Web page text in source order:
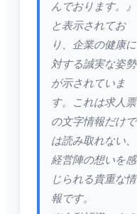
んでおります。』
と表示されてお
り、企業の健康に
対する誠実な姿勢
が示されていま
す。これは求人票
の文字情報だけで
は読み取れない、
経営陣の想いを感
じられる貴重な情
報です。